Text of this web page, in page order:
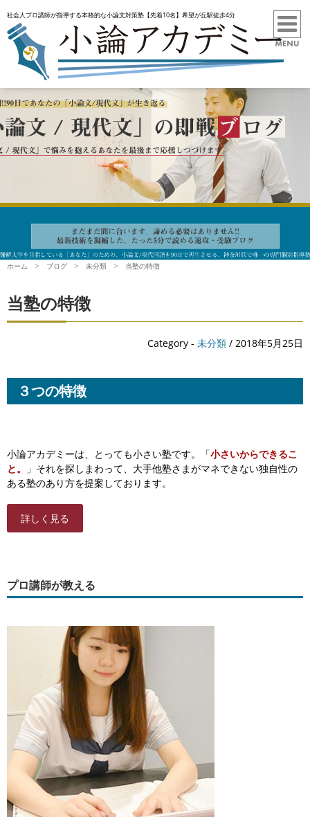
社会人プロ講師が指導する本格的な小論文対策塾【先着10名】希望が丘駅徒歩4分
ホーム ブログ 未分類 当塾の特徴
当塾の特徴
Category - 未分類 / 2018年5月25日
３つの特徴
小論アカデミーは、とっても小さい塾です。「小さいからできるこ
と。
」それを探しまわって、大手他塾さまがマネできない独自性の
ある塾のあり方を提案しております。
詳しく見る
プロ講師が教える